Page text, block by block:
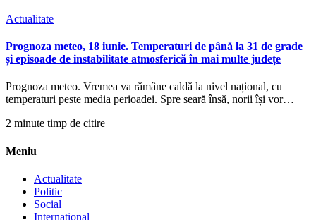
Actualitate
Prognoza meteo, 18 iunie. Temperaturi de până la 31 de grade
și episoade de instabilitate atmosferică în mai multe județe
Prognoza meteo. Vremea va rămâne caldă la nivel național, cu
temperaturi peste media perioadei. Spre seară însă, norii își vor…
2 minute timp de citire
Meniu
Actualitate
Politic
Social
International